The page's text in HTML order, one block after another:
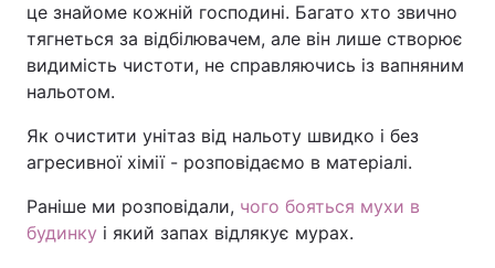
це знайоме кожній господині. Багато хто звично
тягнеться за відбілювачем, але він лише створює
видимість чистоти, не справляючись із вапняним
нальотом.
Як очистити унітаз від нальоту швидко і без
агресивної хімії - розповідаємо в матеріалі.
Раніше ми розповідали, чого бояться мухи в
будинку і який запах відлякує мурах.